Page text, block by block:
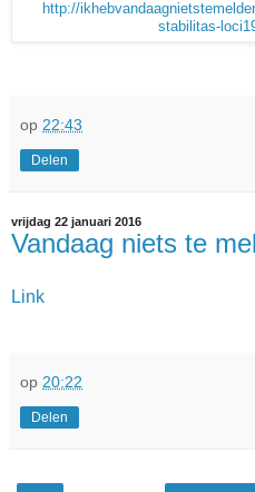
http://
stabilitas-
op 22:43
Delen
vrijdag 22 januari 2016
Vandaag niets te
Link
op 20:22
Delen